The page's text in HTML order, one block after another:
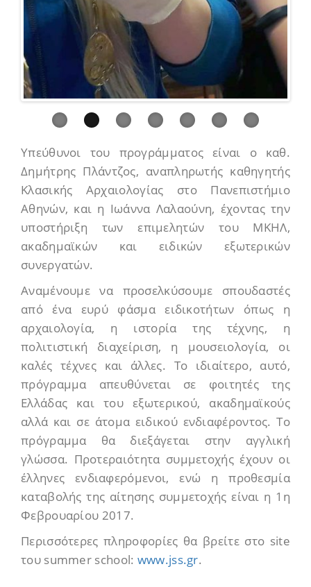
Υπεύθυνοι του προγράμματος είναι ο καθ.
Δημήτρης Πλάντζος, αναπληρωτής καθηγητής
Κλασικής Αρχαιολογίας στο Πανεπιστήμιο
Αθηνών, και η Ιωάννα Λαλαούνη, έχοντας την
υποστήριξη των επιμελητών του ΜΚΗΛ,
ακαδημαϊκών και ειδικών εξωτερικών
συνεργατών.
Αναμένουμε να προσελκύσουμε σπουδαστές
από ένα ευρύ φάσμα ειδικοτήτων όπως η
αρχαιολογία, η ιστορία της τέχνης, η
πολιτιστική διαχείριση, η μουσειολογία, οι
καλές τέχνες και άλλες. Το ιδιαίτερο, αυτό,
πρόγραμμα απευθύνεται σε φοιτητές της
Ελλάδας και του εξωτερικού, ακαδημαϊκούς
αλλά και σε άτομα ειδικού ενδιαφέροντος. Το
πρόγραμμα θα διεξάγεται στην αγγλική
γλώσσα. Προτεραιότητα συμμετοχής έχουν οι
έλληνες ενδιαφερόμενοι, ενώ η προθεσμία
καταβολής της αίτησης συμμετοχής είναι η 1η
Φεβρουαρίου 2017.
Περισσότερες πληροφορίες θα βρείτε στο site
του summer school: www.jss.gr.